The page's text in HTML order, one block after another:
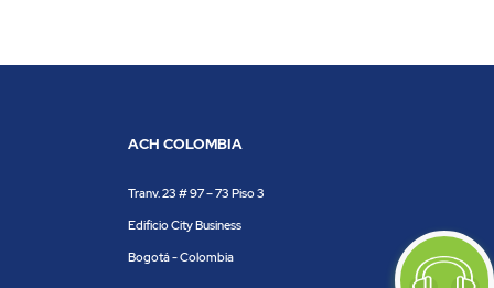
ACH COLOMBIA
Tranv. 23 # 97 – 73 Piso 3
Edificio City Business
Bogotá - Colombia